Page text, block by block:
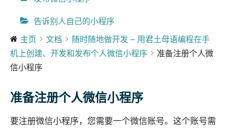
告诉别人自己的小程序
主页
文档
随时随地做开发 – 用君土母语编程在手
机上创建、开发和发布个人微信小程序
准备注册个人微
信小程序
准备注册个人微信小程序
要注册微信小程序，您需要一个微信账号。这个账号需